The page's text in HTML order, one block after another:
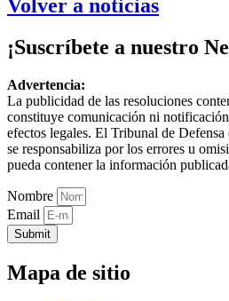
Volver a noticias
¡Suscríbete a nuestro
Advertencia:
La publicidad de las resoluciones
constituye comunicación ni
efectos legales. El Tribunal de
se responsabiliza por los errores u
pueda contener la información
Nombre
Email
Submit
Mapa de sitio